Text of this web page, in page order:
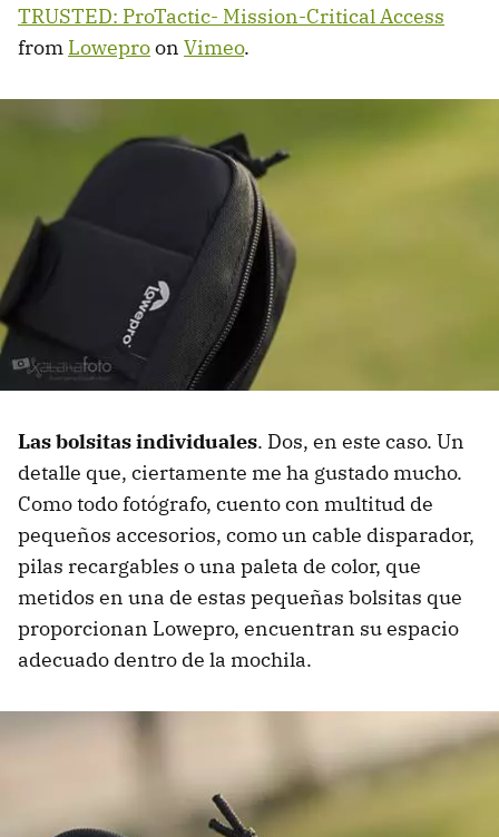
TRUSTED: ProTactic- Mission-Critical Access
from Loweproon Vimeo.
Las bolsitas individuales. Dos, en este caso. Un
detalle que, ciertamente me ha gustado mucho.
Como todo fotógrafo, cuento con multitud de
pequeños accesorios, como un cable disparador,
pilas recargables o una paleta de color, que
metidos en una de estas pequeñas bolsitas que
proporcionan Lowepro, encuentran su espacio
adecuado dentro de la mochila.